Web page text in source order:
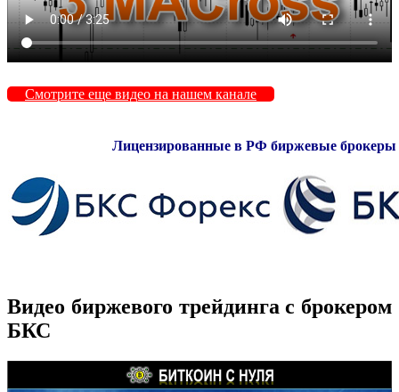
Смотрите еще видео на нашем канале
Лицензированные в РФ биржевые брокеры
Видео биржевого трейдинга с брокером
БКС